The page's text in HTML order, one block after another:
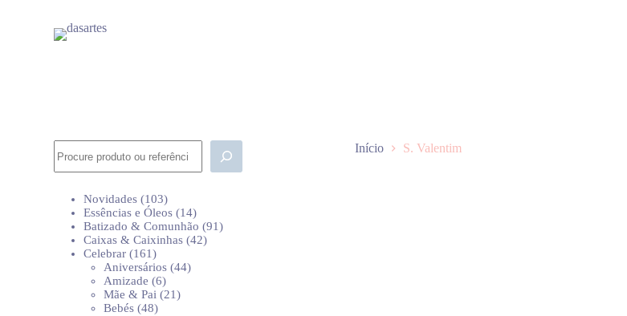
Início S. Valentim
Novidades 103103
produtos
Essências e Óleos 1414
produtos
Batizado & Comunhão 9191
Caixas & Caixinhas 4242
Celebrar 161161
produtos
Aniversários 4444
Amizade 66
produtos
Mãe & Pai 2121
Bebés 4848